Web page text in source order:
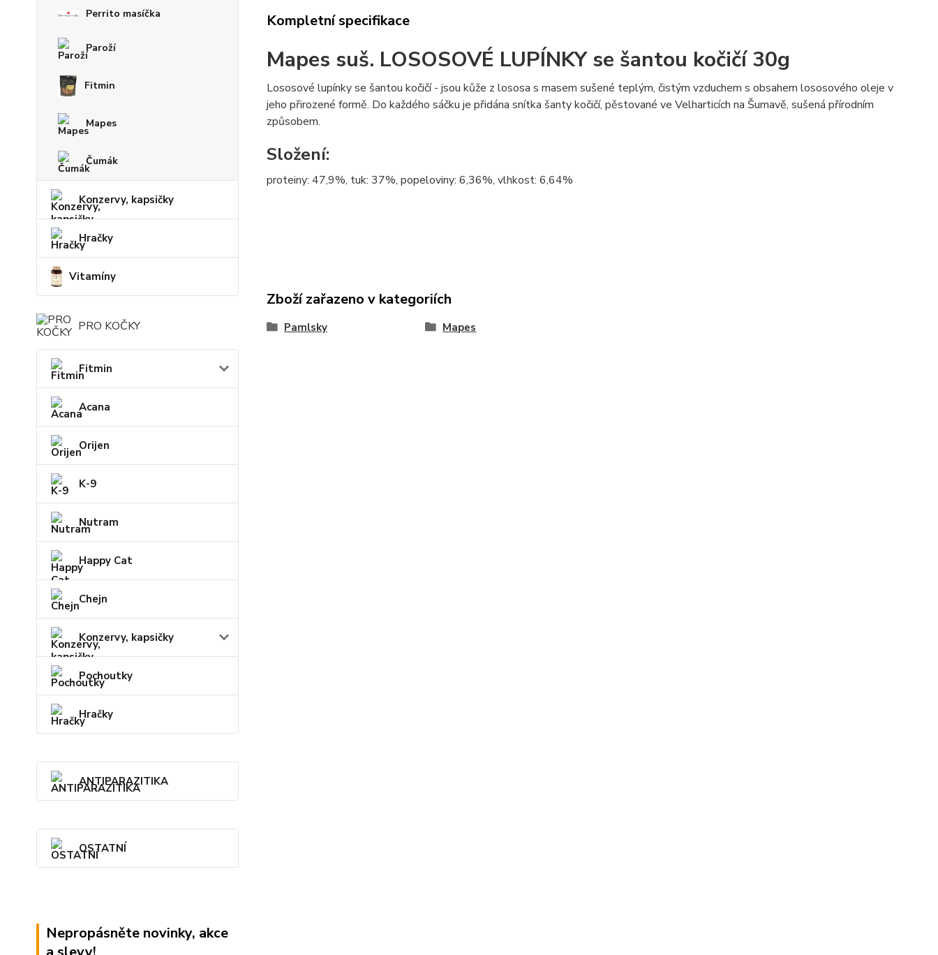
Perrito masíčka
Paroží
Fitmin
Mapes
Čumák
Konzervy, kapsičky
Hračky
Vitamíny
PRO KOČKY
Fitmin
Acana
Orijen
K-9
Nutram
Happy Cat
Chejn
Konzervy, kapsičky
Pochoutky
Hračky
ANTIPARAZITIKA
OSTATNÍ
Nepropásněte novinky, akce
Kompletní specifikace
Mapes suš. LOSOSOVÉ LUPÍNKY se šantou kočičí 30g
Lososové lupínky se šantou kočičí - jsou kůže z lososa s masem sušené teplým, čistým vzduchem s obsahem lososového oleje v
jeho přirozené formě. Do každého sáčku je přidána snítka šanty kočičí, pěstované ve Velharticích na Šumavě, sušená přírodním
způsobem.
Složení:
proteiny: 47,9%, tuk: 37%, popeloviny: 6,36%, vlhkost: 6,64%
Zboží zařazeno v kategoriích
Pamlsky Mapes